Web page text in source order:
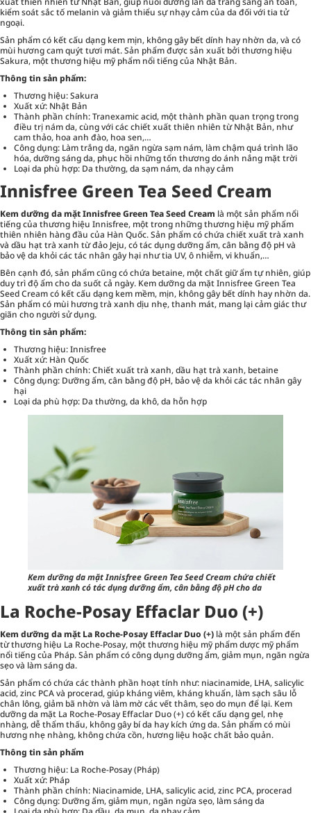
kiểm soát sắc tố melanin và giảm thiểu sự nhạy cảm của da đối với tia tử
ngoại.
Sản phẩm có kết cấu dạng kem mịn, không gây bết dính hay nhờn da, và có
mùi hương cam quýt tươi mát. Sản phẩm được sản xuất bởi thương hiệu
Sakura, một thương hiệu mỹ phẩm nổi tiếng của Nhật Bản.
Thông tin sản phẩm:
Thương hiệu: Sakura
Xuất xứ: Nhật Bản
Thành phần chính: Tranexamic acid, một thành phần quan trọng trong
điều trị nám da, cùng với các chiết xuất thiên nhiên từ Nhật Bản, như
cam thảo, hoa anh đào, hoa sen,…
Công dụng: Làm trắng da, ngăn ngừa sạm nám, làm chậm quá trình lão
hóa, dưỡng sáng da, phục hồi những tổn thương do ánh nắng mặt trời
Loại da phù hợp: Da thường, da sạm nám, da nhạy cảm
Innisfree Green Tea Seed Cream
Kem dưỡng da mặt Innisfree Green Tea Seed Cream là một sản phẩm nổi
tiếng của thương hiệu Innisfree, một trong những thương hiệu mỹ phẩm
thiên nhiên hàng đầu của Hàn Quốc. Sản phẩm có chứa chiết xuất trà xanh
và dầu hạt trà xanh từ đảo Jeju, có tác dụng dưỡng ẩm, cân bằng độ pH và
bảo vệ da khỏi các tác nhân gây hại như tia UV, ô nhiễm, vi khuẩn,…
Bên cạnh đó, sản phẩm cũng có chứa betaine, một chất giữ ẩm tự nhiên, giúp
duy trì độ ẩm cho da suốt cả ngày. Kem dưỡng da mặt Innisfree Green Tea
Seed Cream có kết cấu dạng kem mềm, mịn, không gây bết dính hay nhờn da.
Sản phẩm có mùi hương trà xanh dịu nhẹ, thanh mát, mang lại cảm giác thư
giãn cho người sử dụng.
Thông tin sản phẩm:
Thương hiệu: Innisfree
Xuất xứ: Hàn Quốc
Thành phần chính: Chiết xuất trà xanh, dầu hạt trà xanh, betaine
Công dụng: Dưỡng ẩm, cân bằng độ pH, bảo vệ da khỏi các tác nhân gây
hại
Loại da phù hợp: Da thường, da khô, da hỗn hợp
Kem dưỡng da mặt Innisfree Green Tea Seed Cream chứa chiết
xuất trà xanh có tác dụng dưỡng ẩm, cân bằng độ pH cho da
La Roche-Posay Effaclar Duo (+)
Kem dưỡng da mặt La Roche-Posay Effaclar Duo (+) là một sản phẩm đến
từ thương hiệu La Roche-Posay, một thương hiệu mỹ phẩm dược mỹ phẩm
nổi tiếng của Pháp. Sản phẩm có công dụng dưỡng ẩm, giảm mụn, ngăn ngừa
sẹo và làm sáng da.
Sản phẩm có chứa các thành phần hoạt tính như: niacinamide, LHA, salicylic
acid, zinc PCA và procerad, giúp kháng viêm, kháng khuẩn, làm sạch sâu lỗ
chân lông, giảm bã nhờn và làm mờ các vết thâm, sẹo do mụn để lại. Kem
dưỡng da mặt La Roche-Posay Effaclar Duo (+) có kết cấu dạng gel, nhẹ
nhàng, dễ thẩm thấu, không gây bí da hay kích ứng da. Sản phẩm có mùi
hương nhẹ nhàng, không chứa cồn, hương liệu hoặc chất bảo quản.
Thông tin sản phẩm
Thương hiệu: La Roche-Posay (Pháp)
Xuất xứ: Pháp
Thành phần chính: Niacinamide, LHA, salicylic acid, zinc PCA, procerad
Công dụng: Dưỡng ẩm, giảm mụn, ngăn ngừa sẹo, làm sáng da